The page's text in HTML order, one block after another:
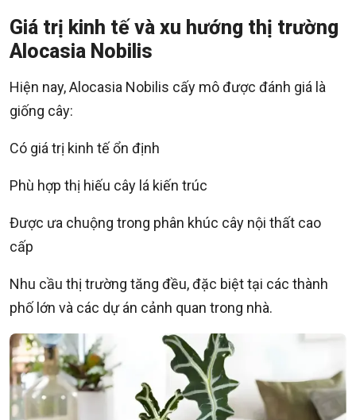
Giá trị kinh tế và xu hướng thị trường
Alocasia Nobilis
Hiện nay, Alocasia Nobilis cấy mô được đánh giá là
giống cây:
Có giá trị kinh tế ổn định
Phù hợp thị hiếu cây lá kiến trúc
Được ưa chuộng trong phân khúc cây nội thất cao
cấp
Nhu cầu thị trường tăng đều, đặc biệt tại các thành
phố lớn và các dự án cảnh quan trong nhà.